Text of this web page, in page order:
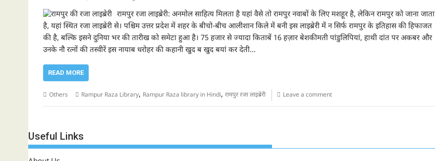
रामपुर रजा लाइब्रेरी: अनमोल साहित्य मिलता है यहां वैसे तो रामपुर नवाबों के लिए मशहूर है, लेकिन रामपुर को जाना जाता
है, यहां स्थित रजा लाइब्रेरी से। पश्चिम उत्तर प्रदेश में शहर के बीचो-बीच आलीशान किले में बनी इस लाइब्रेरी में न सिर्फ रामपुर के इतिहास की हिफाजत
की है, बल्कि इसने दुनिया भर की तारीख को समेटा हुआ है। 75 हजार से ज्यादा किताबें 16 हज़ार बेशकीमती पांडुलिपियां, हाथी दांत पर अकबर और
उनके नौ रत्नों की तस्वीरें इस नायाब धरोहर की कहानी खुद ब खुद बयां कर देती…
READ MORE
Others Rampur Raza Library, Rampur Raza library in Hindi, रामपुर रजा लाइब्रेरी Leave a comment
Useful Links